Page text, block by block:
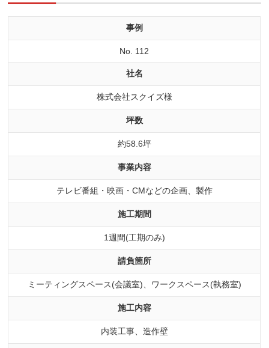
事例
No. 112
社名
株式会社スクイズ様
坪数
約58.6坪
事業内容
テレビ番組・映画・CMなどの企画、製作
施工期間
1週間(工期のみ)
請負箇所
ミーティングスペース(会議室)、ワークスペース(執務室)
施工内容
内装工事、造作壁